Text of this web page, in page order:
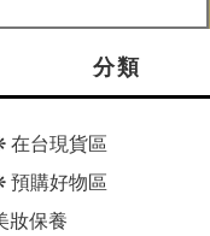
分類
在台現貨區
預購好物區
妝保養